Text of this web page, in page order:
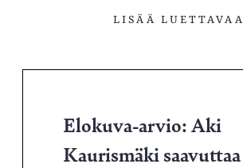
LISÄÄ LUETTAVAA
Elokuva-arvio: Aki
Kaurismäki saavuttaa